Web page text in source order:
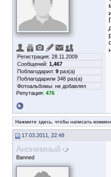
Регистрация: 28.11.2009
Сообщений: 1,467
Поблагодарил: 9 раз(а)
Поблагодарили 348 раз(а)
Фотоальбомы: не добавлял
Репутация: 476
Нажмите здесь, чтобы написать
17.03.2011, 22:48
Анонимный
Banned